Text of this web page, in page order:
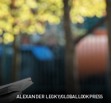
ALEXANDER LEGKY/GLOBALLOOKPRESS